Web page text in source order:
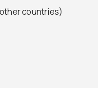
countries)